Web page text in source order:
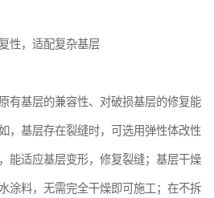
性，适配复杂基层
有基层的兼容性、对破损基层的修复能
，基层存在裂缝时，可选用弹性体改性
能适应基层变形，修复裂缝；基层干燥
涂料，无需完全干燥即可施工；在不拆